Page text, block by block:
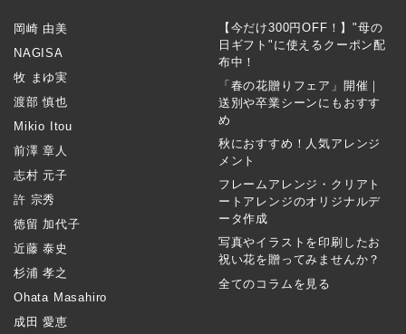
岡崎 由美
NAGISA
牧 まゆ実
渡部 慎也
Mikio Itou
前澤 章人
志村 元子
許 宗秀
徳留 加代子
近藤 泰史
杉浦 孝之
Ohata Masahiro
成田 愛恵
【今だけ300円OFF！】"母の
日ギフト"に使えるクーポン配
布中！
「春の花贈りフェア」開催｜
送別や卒業シーンにもおすす
め
秋におすすめ！人気アレンジ
メント
フレームアレンジ・クリアト
ートアレンジのオリジナルデ
ータ作成
写真やイラストを印刷したお
祝い花を贈ってみませんか？
全てのコラムを見る